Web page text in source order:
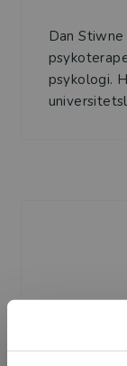
Dan
psykologi.
Oddvar